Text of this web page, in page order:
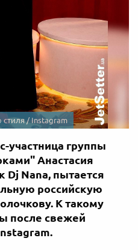
стиля / Instagram
участница группы
Анастасия
Dj Nana, пытается
российскую
К такому
после свежей